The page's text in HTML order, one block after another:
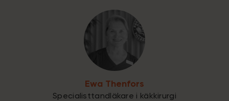
Ewa Thenfors
Specialisttandläkare i käkkirurgi